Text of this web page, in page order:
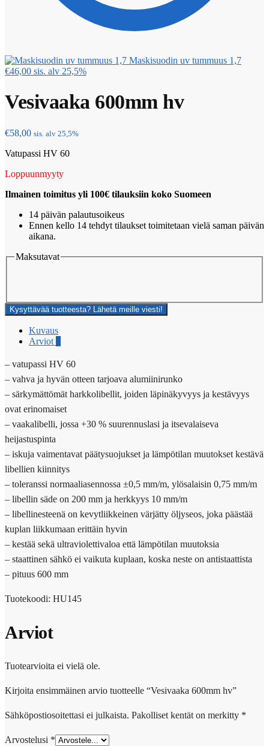
Maskisuodin uv tummuus 1,7
€46,00 sis. alv 25,5%
Vesivaaka 600mm hv
€58,00 sis. alv 25,5%
Vatupassi HV 60
Loppuunmyyty
Ilmainen toimitus yli 100€ tilauksiin koko Suomeen
14 päivän palautusoikeus
Ennen kello 14 tehdyt tilaukset toimitetaan vielä saman päivän
aikana.
Maksutavat
Kysyttävää tuotteesta? Lähetä meille viesti!
Kuvaus
Arviot 0
– vatupassi HV 60
– vahva ja hyvän otteen tarjoava alumiinirunko
– särkymättömät harkkolibellit, joiden läpinäkyvyys ja kestävyys
ovat erinomaiset
– vaakalibelli, jossa +30 % suurennuslasi ja itsevalaiseva
heijastuspinta
– iskuja vaimentavat päätysuojukset ja lämpötilan muutokset kestävä
libellien kiinnitys
– toleranssi normaaliasennossa ±0,5 mm/m, ylösalaisin 0,75 mm/m
– libellin säde on 200 mm ja herkkyys 10 mm/m
– libellinesteenä on kevytliikkeinen värjätty öljyseos, joka päästää
kuplan liikkumaan erittäin hyvin
– kestää sekä ultraviolettivaloa että lämpötilan muutoksia
– staattinen sähkö ei vaikuta kuplaan, koska neste on antistaattista
– pituus 600 mm
Tuotekoodi: HU145
Arviot
Tuotearvioita ei vielä ole.
Kirjoita ensimmäinen arvio tuotteelle “Vesivaaka 600mm hv”
Sähköpostiosoitettasi ei julkaista. Pakolliset kentät on merkitty *
Arvostelusi *